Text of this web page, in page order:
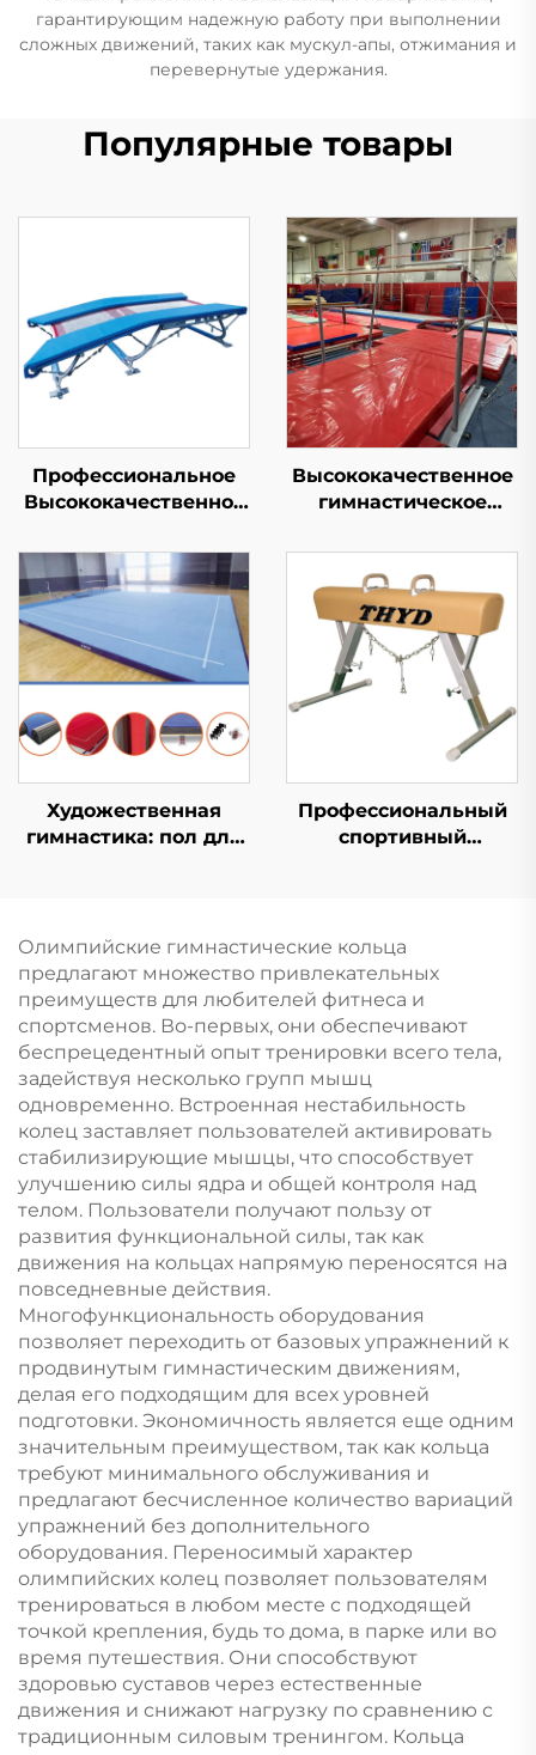
гарантирующим надежную работу при выполнении
сложных движений, таких как мускул-апы, отжимания и
перевернутые удержания.
Популярные товары
Профессиональное
Высококачественное
Двойное Мини-
Трамплин для Спорта
и Развлечений
Высококачественное
гимнастическое
неравные брусья для
тренировок и
соревнований
Художественная
гимнастика: пол для
Профессиональный
спортивный
поручнями для
тренировок
Олимпийские гимнастические кольца
предлагают множество привлекательных
преимуществ для любителей фитнеса и
спортсменов. Во-первых, они обеспечивают
беспрецедентный опыт тренировки всего тела,
задействуя несколько групп мышц
одновременно. Встроенная нестабильность
колец заставляет пользователей активировать
стабилизирующие мышцы, что способствует
улучшению силы ядра и общей контроля над
телом. Пользователи получают пользу от
развития функциональной силы, так как
движения на кольцах напрямую переносятся на
повседневные действия.
Многофункциональность оборудования
позволяет переходить от базовых упражнений к
продвинутым гимнастическим движениям,
делая его подходящим для всех уровней
подготовки. Экономичность является еще одним
значительным преимуществом, так как кольца
требуют минимального обслуживания и
предлагают бесчисленное количество вариаций
упражнений без дополнительного
оборудования. Переносимый характер
олимпийских колец позволяет пользователям
тренироваться в любом месте с подходящей
точкой крепления, будь то дома, в парке или во
время путешествия. Они способствуют
здоровью суставов через естественные
движения и снижают нагрузку по сравнению с
традиционным силовым тренингом. Кольца